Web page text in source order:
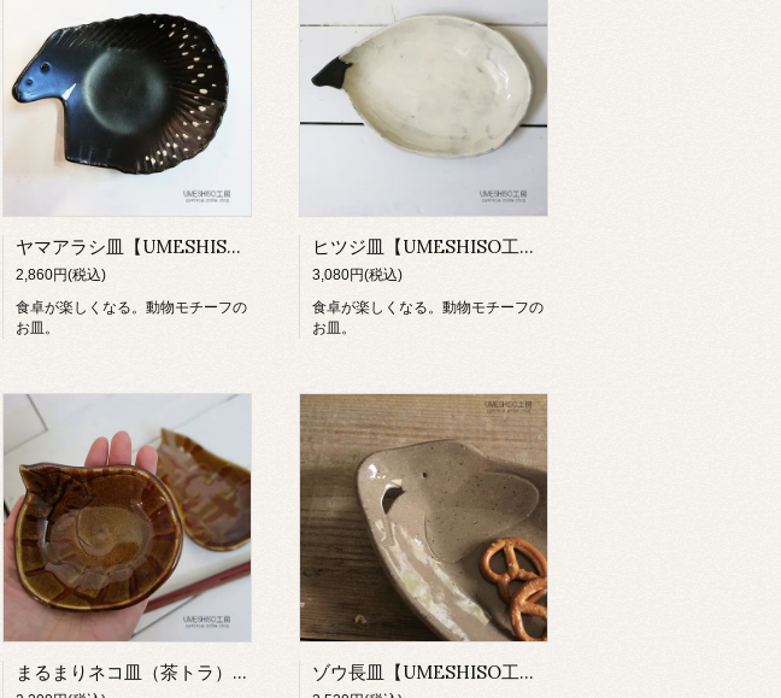
ヤマアラシ皿【UMESHISO工房】
2,860円(税込)
食卓が楽しくなる。動物モチーフの
お皿。
ヒツジ皿【UMESHISO工房】
3,080円(税込)
食卓が楽しくなる。動物モチーフの
お皿。
まるまりネコ皿（茶トラ）【UMESHISO工房】 ゾウ長皿【UMESHISO工房】